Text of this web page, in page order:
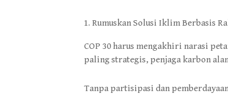
Rumuskan Solusi Iklim Berbasis
COP 30 harus mengakhiri narasi
paling strategis, penjaga karbon
Tanpa partisipasi dan